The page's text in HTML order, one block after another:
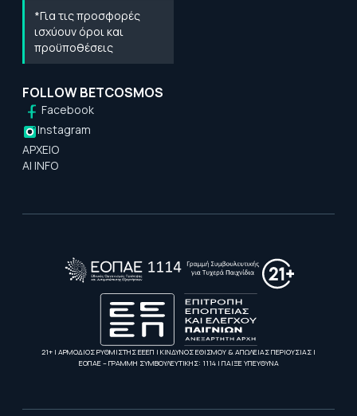
*Για τις προσφορές
ισχύουν όροι και
προϋποθέσεις
FOLLOW BETCOSMOS
Facebook
Instagram
ΑΡΧΕΙΟ
AI INFO
21+ | ΑΡΜΟΔΙΟΣ ΡΥΘΜΙΣΤΗΣ ΕΕΕΠ | ΚΙΝΔΥΝΟΣ ΕΘΙΣΜΟΥ & ΑΠΩΛΕΙΑΣ ΠΕΡΙΟΥΣΙΑΣ |
ΕΟΠΑΕ – ΓΡΑΜΜΗ ΣΥΜΒΟΥΛΕΥΤΙΚΗΣ: 1114 | ΠΑΙΞΕ ΥΠΕΥΘΥΝΑ